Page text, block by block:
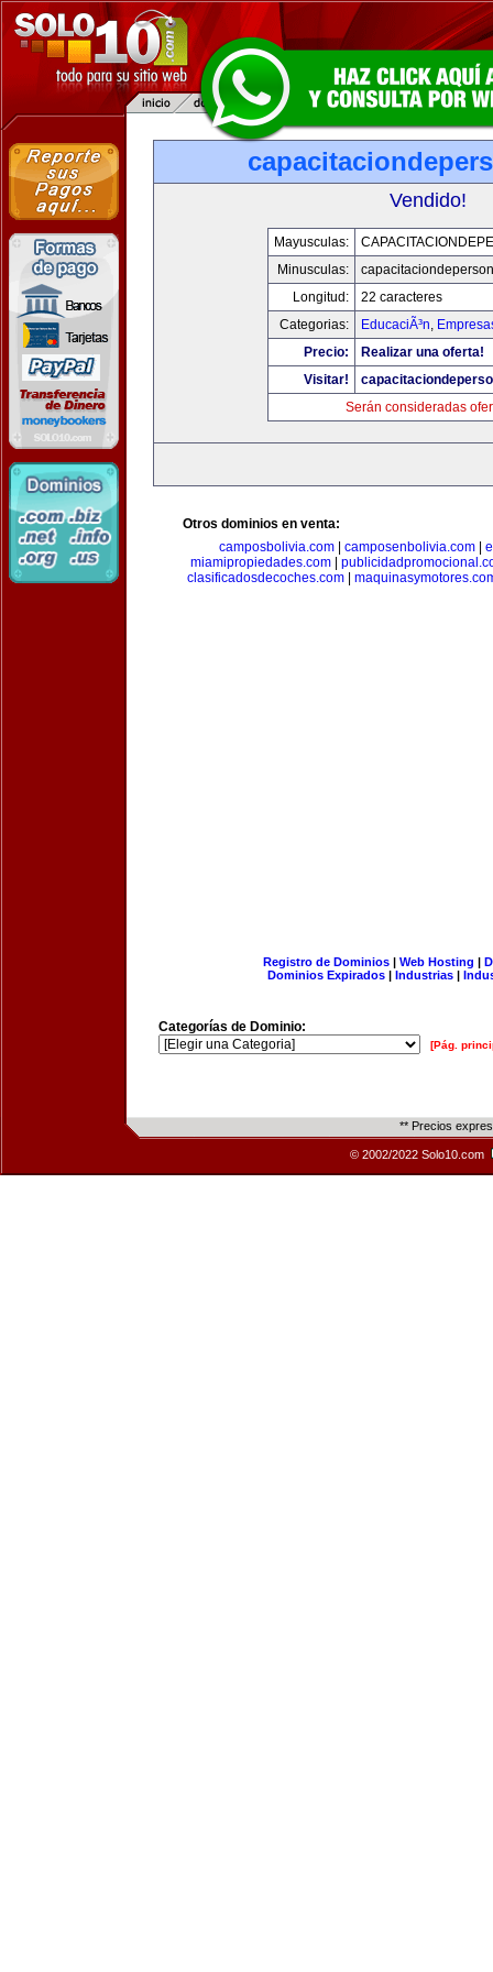
Vendido!
Mayusculas:
Minusculas:
Longitud:
22 caracteres
Categorias:
EducaciÃ³n,
Precio:
Realizar una oferta!
Visitar!
Serán consideradas
Otros dominios en venta:
camposbolivia.com| camposenbolivia.com|
miamipropiedades.com
clasificadosdecoches.com
Registro de Dominios| Web Hosting |
Dominios Expirados | Industrias |
Categorías de Dominio:
[Pág.
** Precios
© 2002/2022 Solo10.com